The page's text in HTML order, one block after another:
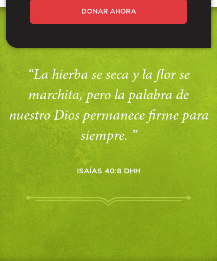
DONAR AHORA
“La hierba se seca y la flor se
marchita, pero la palabra de
nuestro Dios permanece firme para
siempre. ”
ISAÍAS 40:8 DHH